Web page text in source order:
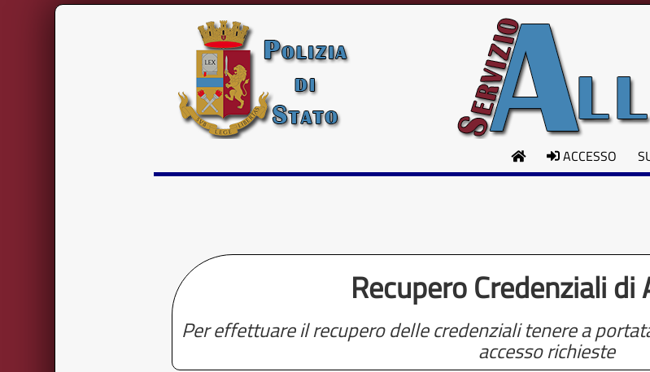
ACCESSO
Recupero Credenziali di
Per effettuare il recupero delle credenziali tenere a
accesso richieste